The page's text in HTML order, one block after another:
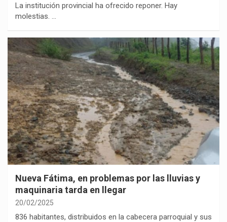
La institución provincial ha ofrecido reponer. Hay
molestias. …
Nueva Fátima, en problemas por las lluvias y
maquinaria tarda en llegar
20/02/2025
836 habitantes, distribuidos en la cabecera parroquial y sus